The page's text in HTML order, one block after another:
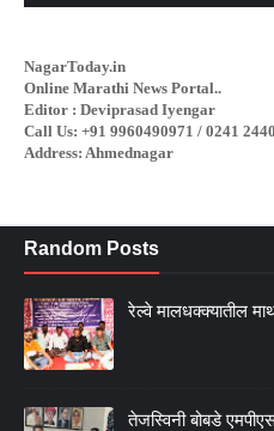
NagarToday.in
Online Marathi News Portal..
Editor : Deviprasad Iyengar
Call Us: +91 9960490971 / 0241
Address: Ahmednagar
Random Posts
रेल्वे मालधक्क्यातील
तेजस्विनी बोबडे